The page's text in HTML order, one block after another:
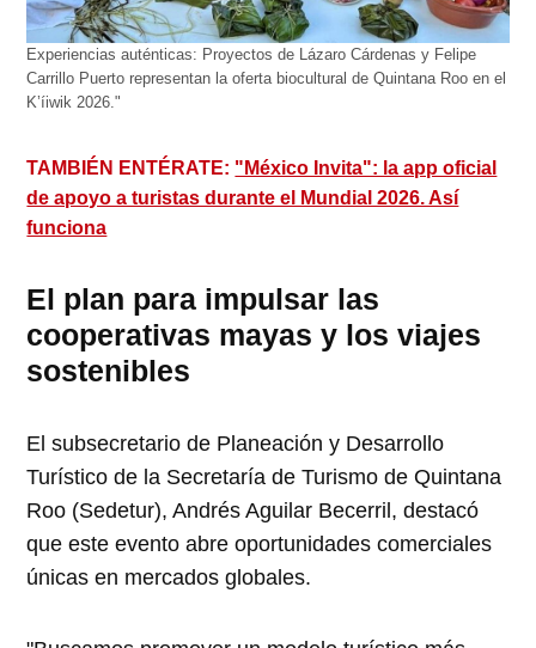
Experiencias auténticas: Proyectos de Lázaro Cárdenas y Felipe
Carrillo Puerto representan la oferta biocultural de Quintana Roo en el
K’íiwik 2026."
TAMBIÉN ENTÉRATE: "México Invita": la app oficial
de apoyo a turistas durante el Mundial 2026. Así
funciona
El plan para impulsar las
cooperativas mayas y los viajes
sostenibles
El subsecretario de Planeación y Desarrollo
Turístico de la Secretaría de Turismo de Quintana
Roo (Sedetur), Andrés Aguilar Becerril, destacó
que este evento abre oportunidades comerciales
únicas en mercados globales.